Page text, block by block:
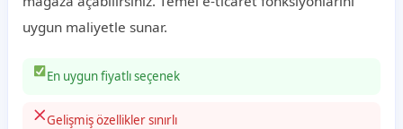
uygun maliyetle sunar.
En uygun fiyatlı seçenek
Gelişmiş özellikler sınırlı